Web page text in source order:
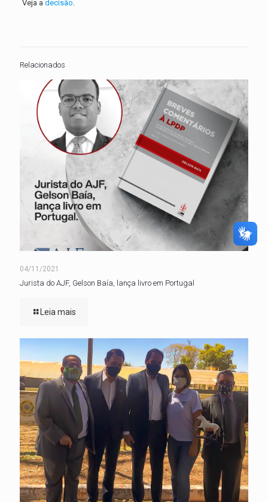
Veja a decisão.
Relacionados
04/11/2021
Jurista do AJF, Gelson Baía, lança livro em Portugal
Leia mais